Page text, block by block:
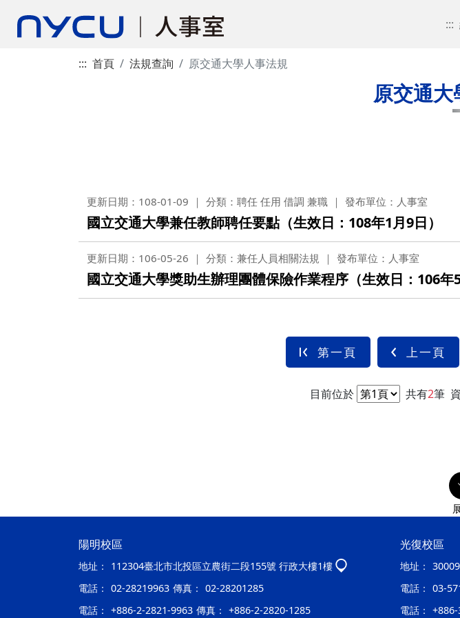
:::
::: 首頁 法規查詢 原交通大學人事法規
原交通大
更新日期：108-01-09 分類：聘任 任用 借調 兼職 發布單位：人事室
國立交通大學兼任教師聘任要點（生效日：108年1月9日）
更新日期：106-05-26 分類：兼任人員相關法規 發布單位：人事室
國立交通大學獎助生辦理團體保險作業程序（生效日：106年5
第一頁 上一頁
目前位於 共有2筆
陽明校區
地址：
112304臺北市北投區立農街二段155號 行政大樓1樓
電話： 02-28219963 傳真： 02-28201285
電話： +886-2-2821-9963 傳真： +886-2-2820-1285
光復校區
地址：
電話： 03-
電話：